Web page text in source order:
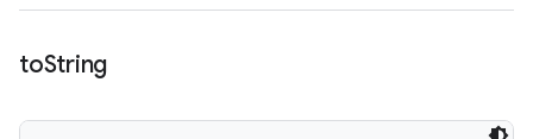
toString